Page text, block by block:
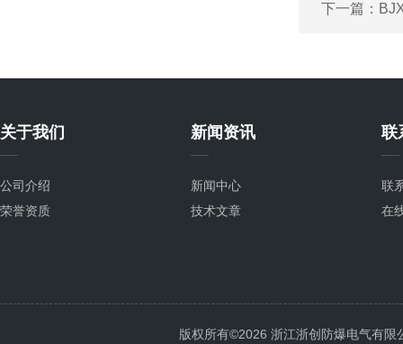
下一篇：
关于我们
公司介绍
荣誉资质
新闻资讯
新闻中心
技术文章
联
联
在
版权所有©2026 浙江浙创防爆电气有